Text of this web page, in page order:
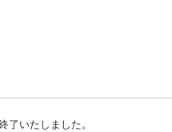
了いたしました。